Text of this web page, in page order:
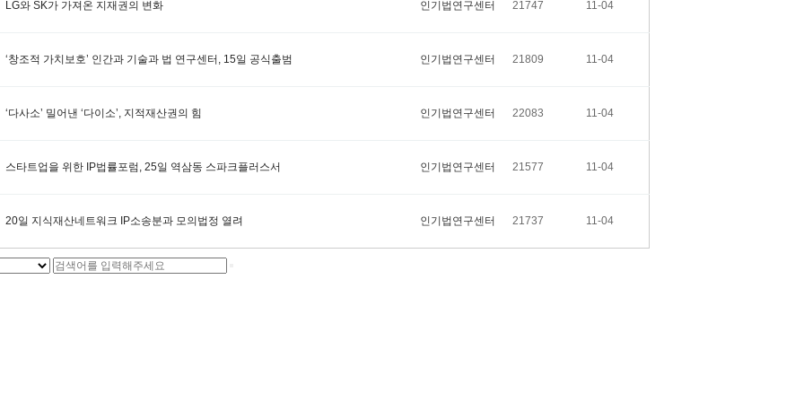
LG와 SK가 가져온 지재권의 변화 인기법연구센터 21747 11-04
‘창조적 가치보호’ 인간과 기술과 법 연구센터, 15일 공식출범 인기법연구센터 21809 11-04
‘다사소’ 밀어낸 ‘다이소’, 지적재산권의 힘 인기법연구센터 22083 11-04
스타트업을 위한 IP법률포럼, 25일 역삼동 스파크플러스서 인기법연구센터 21577 11-04
20일 지식재산네트워크 IP소송분과 모의법정 열려 인기법연구센터 21737 11-04